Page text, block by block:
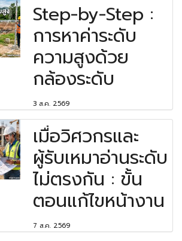
Step-by-Step :
การหาค่าระดับ
ความสูงด้วย
กล้องระดับ
3 ส.ค. 2569
เมื่อวิศวกรและ
ผู้รับเหมาอ่านระดับ
ไม่ตรงกัน : ขั้น
ตอนแก้ไขหน้างาน
7 ส.ค. 2569